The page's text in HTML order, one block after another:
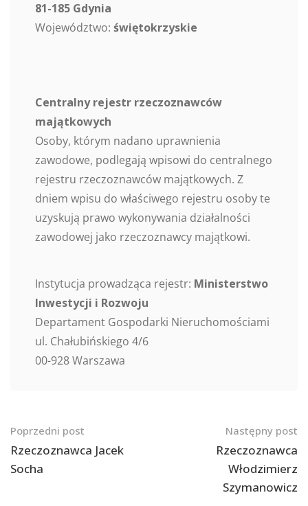
81-185 Gdynia
Województwo: świętokrzyskie
Centralny rejestr rzeczoznawców
majątkowych
Osoby, którym nadano uprawnienia
zawodowe, podlegają wpisowi do centralnego
rejestru rzeczoznawców majątkowych. Z
dniem wpisu do właściwego rejestru osoby te
uzyskują prawo wykonywania działalności
zawodowej jako rzeczoznawcy majątkowi.
Instytucja prowadząca rejestr: Ministerstwo
Inwestycji i Rozwoju
Departament Gospodarki Nieruchomościami
ul. Chałubińskiego 4/6
00-928 Warszawa
Nawigacja
po
postach
Poprzedni post
Rzeczoznawca Jacek
Socha
Następny post
Rzeczoznawca
Włodzimierz
Szymanowicz